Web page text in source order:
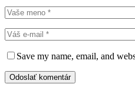
Save my name, email, and